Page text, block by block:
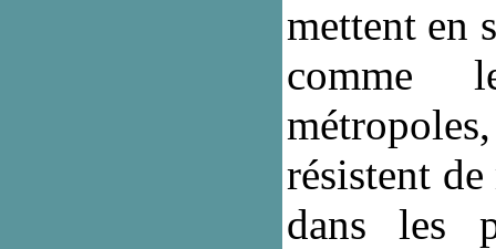
mettent en
comme
résistent
dans les